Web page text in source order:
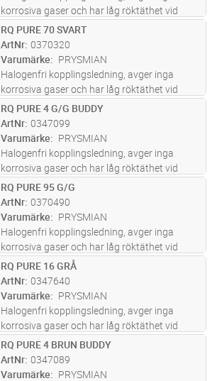
korrosiva gaser och har låg röktäthet vid
brand. För indragning i rör, ledningskanaler
och apparatskåp.
M Lägg i kundvagn
RQ PURE 70 SVART
ArtNr 0370320
Varumärke
PRYSMIAN
Halogenfri kopplingsledning, avger inga
korrosiva gaser och har låg röktäthet vid
brand. För indragning i rör, ledningskanaler
och apparatskåp.
M Lägg i kundvagn
RQ PURE 4 G/G BUDDY
ArtNr 0347099
Varumärke
PRYSMIAN
Halogenfri kopplingsledning, avger inga
korrosiva gaser och har låg röktäthet vid
brand. För indragning i rör, ledningskanaler
och apparatskåp.
M Lägg i kundvagn
RQ PURE 95 G/G
ArtNr 0370490
Varumärke
PRYSMIAN
Halogenfri kopplingsledning, avger inga
korrosiva gaser och har låg röktäthet vid
brand. För indragning i rör, ledningskanaler
och apparatskåp.
M Lägg i kundvagn
RQ PURE 16 GRÅ
ArtNr 0347640
Varumärke
PRYSMIAN
Halogenfri kopplingsledning, avger inga
korrosiva gaser och har låg röktäthet vid
brand. För indragning i rör, ledningskanaler
och apparatskåp.
M Lägg i kundvagn
RQ PURE 4 BRUN BUDDY
ArtNr 0347089
Varumärke
PRYSMIAN